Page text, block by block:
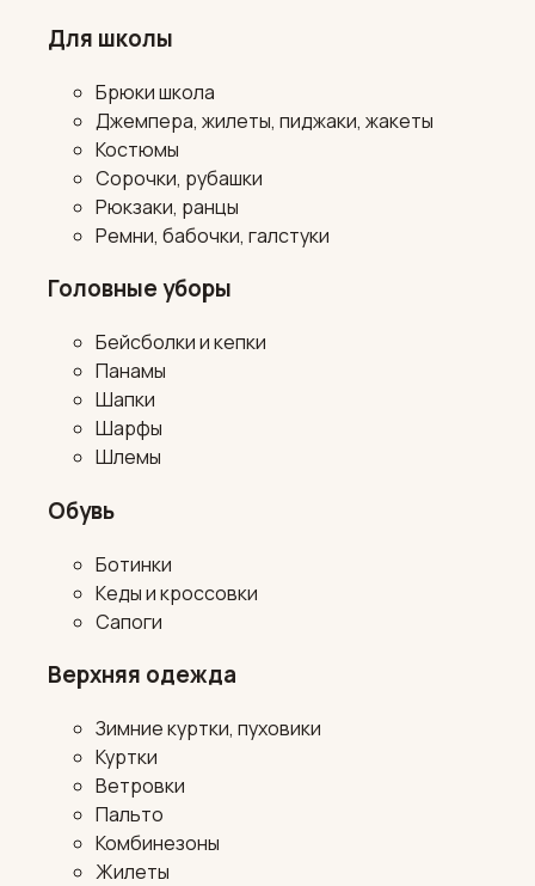
Для школы
Брюки школа
Джемпера, жилеты, пиджаки, жакеты
Костюмы
Сорочки, рубашки
Рюкзаки, ранцы
Ремни, бабочки, галстуки
Головные уборы
Бейсболки и кепки
Панамы
Шапки
Шарфы
Шлемы
Обувь
Ботинки
Кеды и кроссовки
Сапоги
Верхняя одежда
Зимние куртки, пуховики
Куртки
Ветровки
Пальто
Комбинезоны
Жилеты